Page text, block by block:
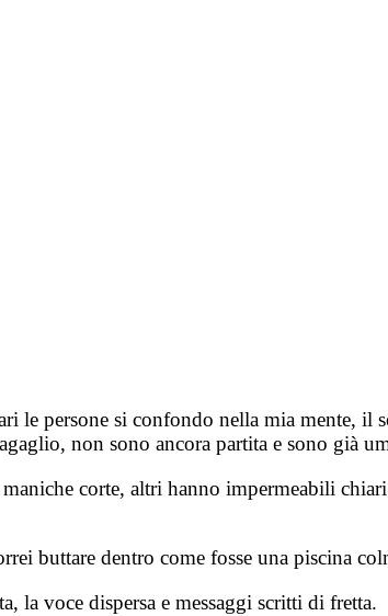
persone si confondo nella mia mente, il
non sono ancora partita e sono già
corte, altri hanno impermeabili
buttare dentro come fosse una piscina
la voce dispersa e messaggi scritti di fretta.